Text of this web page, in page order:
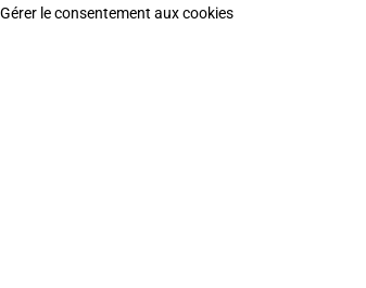
Gérer le consentement aux cookies